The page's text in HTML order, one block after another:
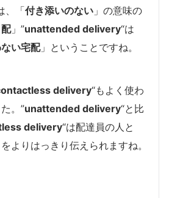
、「付き添いのない 」の意味の
」”unattended delivery“は
い宅配」ということですね。
delivery“もよく使わ
。”unattended delivery“と比
delivery“は配達員の人と
をよりはっきり伝えられますね。